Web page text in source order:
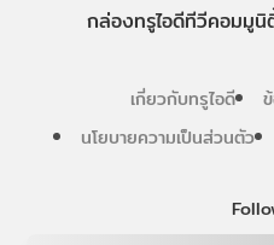
กล่องทรูไอดีทีวีคอมมูนิ
เกี่ยวกับทรูไอดี
นโยบายความเป็นส่วนตัว